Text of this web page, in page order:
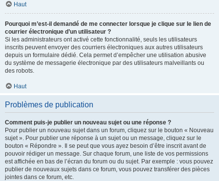
Haut
Pourquoi m’est-il demandé de me connecter lorsque je clique sur le lien de
courrier électronique d’un utilisateur ?
Si les administrateurs ont activé cette fonctionnalité, seuls les utilisateurs
inscrits peuvent envoyer des courriers électroniques aux autres utilisateurs
depuis un formulaire dédié. Cela permet d’empêcher une utilisation abusive
du système de messagerie électronique par des utilisateurs malveillants ou
des robots.
Haut
Problèmes de publication
Comment puis-je publier un nouveau sujet ou une réponse ?
Pour publier un nouveau sujet dans un forum, cliquez sur le bouton « Nouveau
sujet ». Pour publier une réponse à un sujet ou un message, cliquez sur le
bouton « Répondre ». Il se peut que vous ayez besoin d’être inscrit avant de
pouvoir rédiger un message. Sur chaque forum, une liste de vos permissions
est affichée en bas de l’écran du forum ou du sujet. Par exemple : vous pouvez
publier de nouveaux sujets dans ce forum, vous pouvez transférer des pièces
jointes dans ce forum, etc.